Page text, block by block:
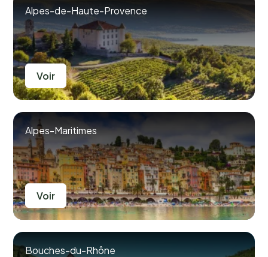
Alpes-de-Haute-Provence
Voir
Alpes-Maritimes
Voir
Bouches-du-Rhône